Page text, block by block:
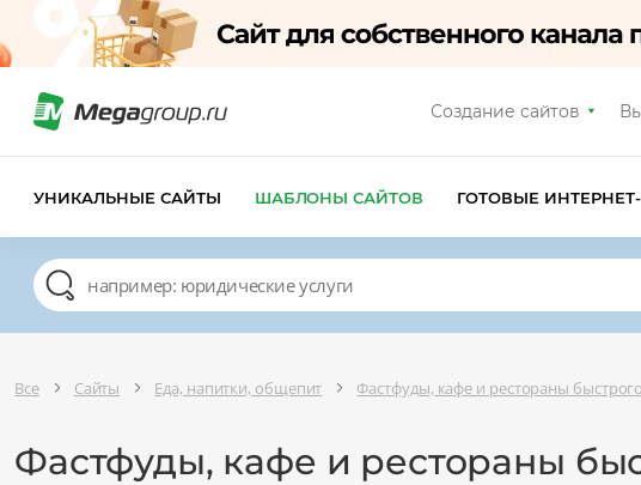
Создание сайтов
УНИКАЛЬНЫЕ САЙТЫ ШАБЛОНЫ САЙТОВ ГОТОВЫЕ
Все Сайты Еда, напитки, общепит Фастфуды, кафе и рестораны
Фастфуды, кафе и рестораны